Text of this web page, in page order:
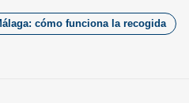
cómo funciona la recogida